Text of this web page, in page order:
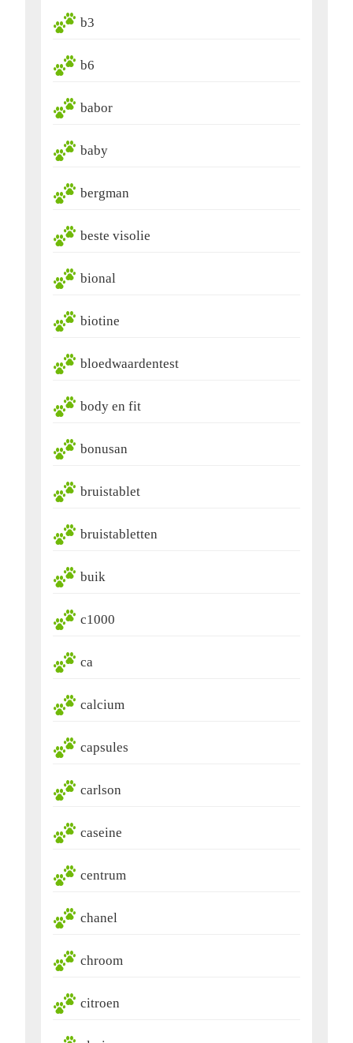
b3
b6
babor
baby
bergman
beste visolie
bional
biotine
bloedwaardentest
body en fit
bonusan
bruistablet
bruistabletten
buik
c1000
ca
calcium
capsules
carlson
caseine
centrum
chanel
chroom
citroen